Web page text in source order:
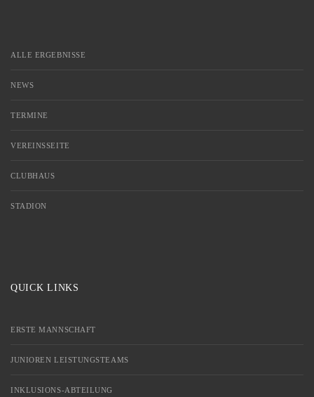
ALLE ERGEBNISSE
NEWS
TERMINE
VEREINSSEITE
CLUBHAUS
STADION
QUICK LINKS
ERSTE MANNSCHAFT
JUNIOREN LEISTUNGSTEAMS
INKLUSIONS-ABTEILUNG